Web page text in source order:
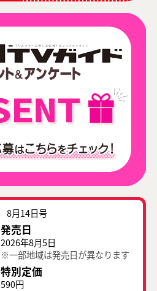
8月14日号
発売日
2026年8月5日
※一部地域は発売日が異なります
特別定価
590円